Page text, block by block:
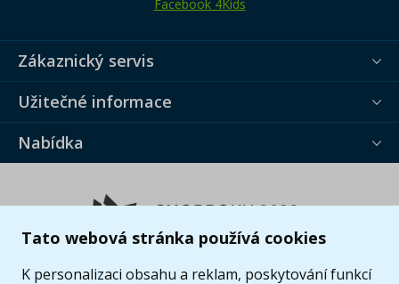
Tato webová stránka používá cookies
K personalizaci obsahu a reklam, poskytování funkcí
Facebook 4Kids
Zákaznický servis
Užitečné informace
Nabídka